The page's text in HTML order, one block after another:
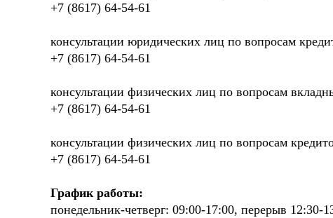
+7 (8617) 64-54-61
консультации юридических лиц по вопросам
+7 (8617) 64-54-61
консультации физических лиц по вопросам
+7 (8617) 64-54-61
консультации физических лиц по вопросам
+7 (8617) 64-54-61
График работы:
понедельник-четверг: 09:00-17:00, перерыв 12:30-